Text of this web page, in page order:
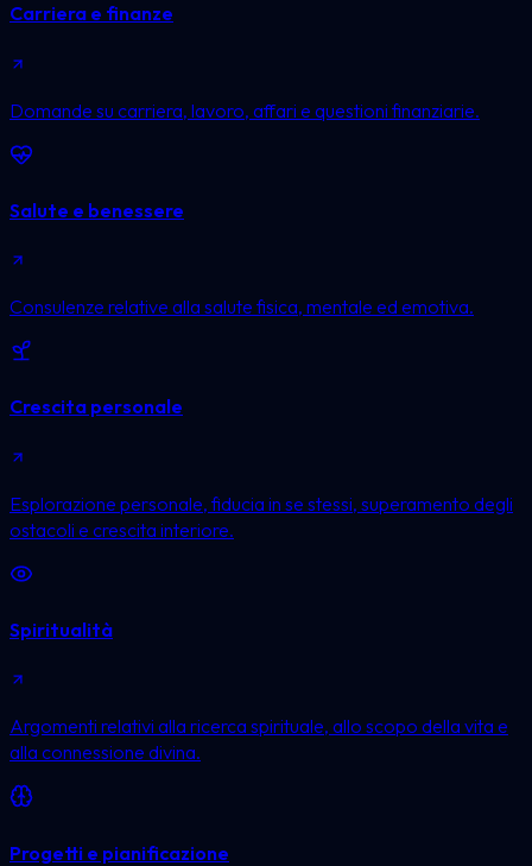
Carriera e finanze
Domande su carriera, lavoro, affari e questioni finanziarie.
Salute e benessere
Consulenze relative alla salute fisica, mentale ed emotiva.
Crescita personale
Esplorazione personale, fiducia in se stessi, superamento degli
ostacoli e crescita interiore.
Spiritualità
Argomenti relativi alla ricerca spirituale, allo scopo della vita e
alla connessione divina.
Progetti e pianificazione